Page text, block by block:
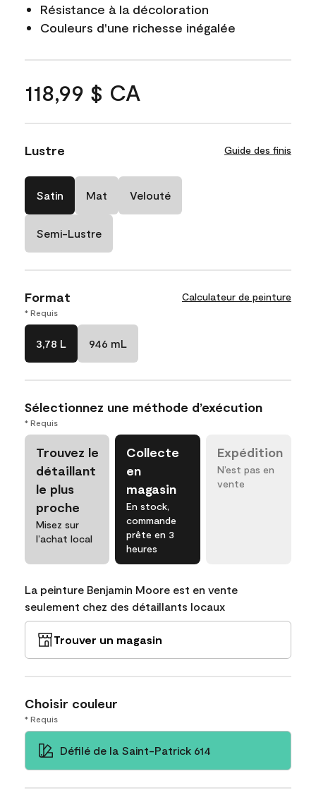
Résistance à la décoloration
Couleurs d'une richesse inégalée
118,99 $ CA
Lustre Guide des finis
Satin Mat Velouté
Semi-Lustre
Format Calculateur de peinture
* Requis
3,78 L 946 mL
Sélectionnez une méthode d’exécution
* Requis
Trouvez le
détaillant
le plus
proche
Misez sur
l’achat local
Collecte
en
magasin
En stock,
commande
prête en 3
heures
Expédition
N’est pas en
vente
La peinture Benjamin Moore est en vente
seulement chez des détaillants locaux
Trouver un magasin
Choisir couleur
* Requis
Défilé de la Saint-Patrick 614